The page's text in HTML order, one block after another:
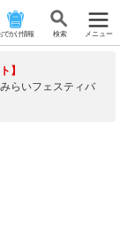
でかけ情報 検 索 メニュー
】
らいフェスティバ